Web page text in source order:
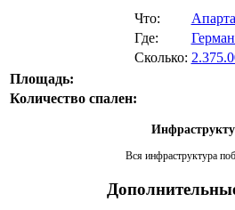
Что:
Где:
Сколько:
Площадь:
Количество спален:
Вся инфраструктура